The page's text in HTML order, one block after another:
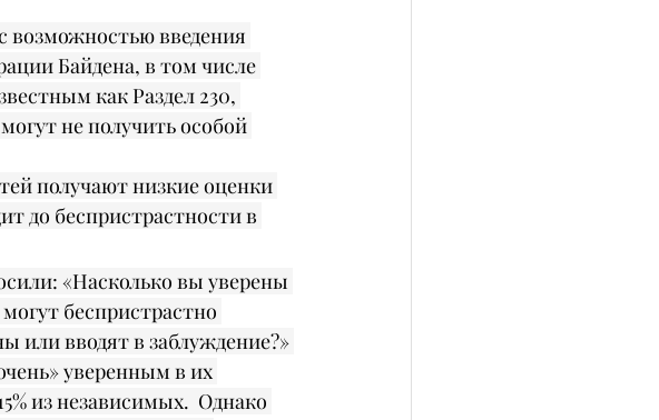
возможностью введения
Байдена, в том числе
как Раздел 230,
не получить особой
получают низкие оценки
до беспристрастности в
«Насколько вы уверены
беспристрастно
или вводят в заблуждение?»
уверенным в их
из независимых.  Однако